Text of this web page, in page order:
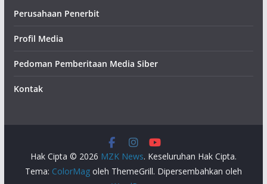
Perusahaan Penerbit
Profil Media
Pedoman Pemberitaan Media Siber
Kontak
Hak Cipta © 2026 MZK News. Keseluruhan Hak Cipta.
Tema: ColorMagoleh ThemeGrill. Dipersembahkan oleh